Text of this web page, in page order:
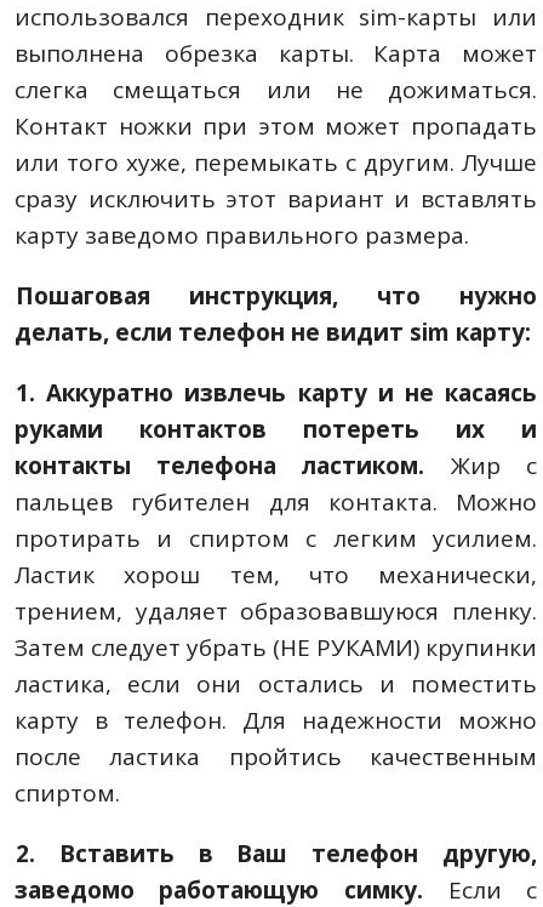
использовался переходник sim-карты или
выполнена обрезка карты. Карта может
слегка смещаться или не дожиматься.
Контакт ножки при этом может пропадать
или того хуже, перемыкать с другим. Лучше
сразу исключить этот вариант и вставлять
карту заведомо правильного размера.
Пошаговая инструкция, что нужно
делать, если телефон не видит sim карту:
1. Аккуратно извлечь карту и не касаясь
руками контактов потереть их и
контакты телефона ластиком. Жир с
пальцев губителен для контакта. Можно
протирать и спиртом с легким усилием.
Ластик хорош тем, что механически,
трением, удаляет образовавшуюся пленку.
Затем следует убрать (НЕ РУКАМИ) крупинки
ластика, если они остались и поместить
карту в телефон. Для надежности можно
после ластика пройтись качественным
спиртом.
2. Вставить в Ваш телефон другую,
заведомо работающую симку. Если с